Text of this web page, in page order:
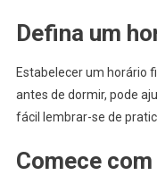
Defina um
Estabelecer um horário
antes de dormir, pode
fácil lembrar-se de
Comece